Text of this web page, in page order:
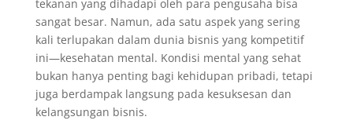
tekanan yang dihadapi oleh para pengusaha bisa
sangat besar. Namun, ada satu aspek yang sering
kali terlupakan dalam dunia bisnis yang kompetitif
ini—kesehatan mental. Kondisi mental yang sehat
bukan hanya penting bagi kehidupan pribadi, tetapi
juga berdampak langsung pada kesuksesan dan
kelangsungan bisnis.